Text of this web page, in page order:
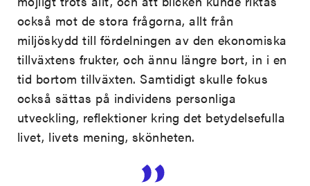
också mot de stora frågorna, allt från
miljöskydd till fördelningen av den ekonomiska
tillväxtens frukter, och ännu längre bort, in i en
tid bortom tillväxten. Samtidigt skulle fokus
också sättas på individens personliga
utveckling, reflektioner kring det betydelsefulla
livet, livets mening, skönheten.